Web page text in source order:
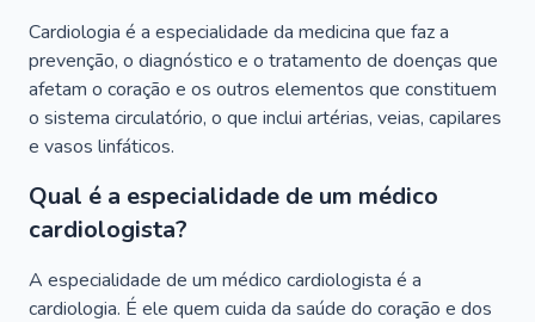
Cardiologia é a especialidade da medicina que faz a
prevenção, o diagnóstico e o tratamento de doenças que
afetam o coração e os outros elementos que constituem
o sistema circulatório, o que inclui artérias, veias, capilares
e vasos linfáticos.
Qual é a especialidade de um médico
cardiologista?
A especialidade de um médico cardiologista é a
cardiologia. É ele quem cuida da saúde do coração e dos